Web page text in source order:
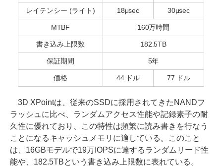
レイテンシー (ライト) 18μsec 30μsec
MTBF 160万時間
書き込み上限数 182.5TB
保証期間 5年
価格 44 ドル 77 ドル
3D XPointは、従来のSSDに採用されてきたNANDフ
ラッシュに比べ、ランダムアクセス性能や記録素子の耐
久性に優れており、この特性は頻繁に読み書きを行なう
ことになるキャッシュメモリに適している。このこと
は、16GBモデルで19万IOPSに達するランダムリード性
能や、182.5TBという書き込み上限数に表れている。